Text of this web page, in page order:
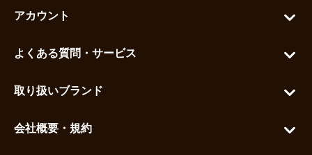
アカウント
お気に入りを見る
よくある質問・サービス
ご利用ガイド
取り扱いブランド
会社概要・規約